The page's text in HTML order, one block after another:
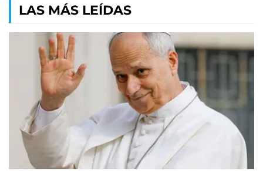
LAS MÁS LEÍDAS